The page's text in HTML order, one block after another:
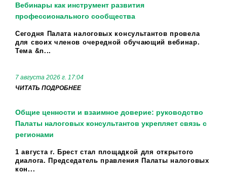
Вебинары как инструмент развития
профессионального сообщества
Сегодня Палата налоговых консультантов провела
для своих членов очередной обучающий вебинар.
Тема &n...
7 августа 2026 г. 17:04
ЧИТАТЬ ПОДРОБНЕЕ
Общие ценности и взаимное доверие: руководство
Палаты налоговых консультантов укрепляет связь с
регионами
1 августа г. Брест стал площадкой для открытого
диалога. Председатель правления Палаты налоговых
кон...